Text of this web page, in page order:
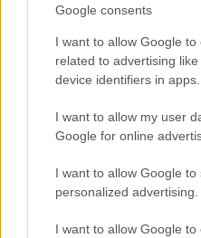
Google consents
I want to allow Google to
related to advertising
device identifiers in apps.
I want to allow my user
Google for online
I want to allow Google to
personalized advertising.
I want to allow Google to
χρεών από τους
αρνούνται, καθόσον
νομική υποχρέωση. Και
βάλουν βαθιά το χέρι
αμαρτίες άλλων, προ-
κίνδυνο η λειτουργία